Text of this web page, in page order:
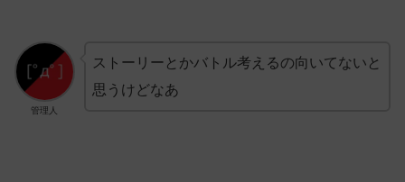
管理人
ストーリーとかバトル考えるの向いてないと
思うけどなあ